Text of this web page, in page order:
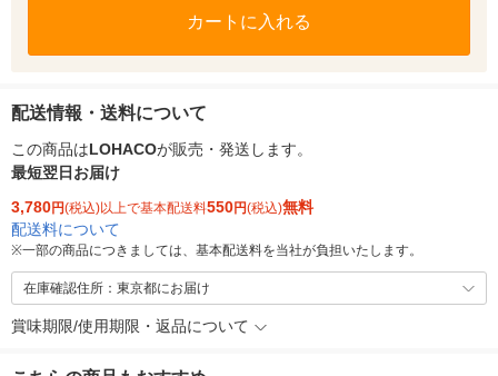
カートに入れる
配送情報・送料について
この商品はLOHACOが販売・発送します。
最短翌日お届け
3,780円(税込)以上で基本配送料550円(税込)無料
配送料について
※一部の商品につきましては、基本配送料を当社が負担いたします。
在庫確認住所：東京都にお届け
賞味期限/使用期限・返品について